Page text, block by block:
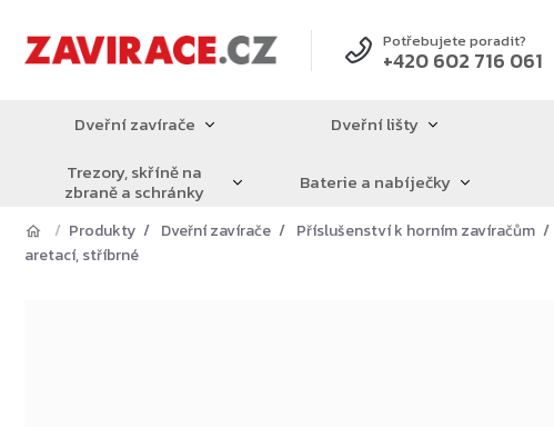
obsah
Potřebujete poradit?
+420 602 716 061
Dveřní zavírače Dveřní lišty
Trezory, skříně na
zbraně a schránky Baterie a nabíječky
Produkty Dveřní zavírače Příslušenství k horním zavíračům
aretací, stříbrné